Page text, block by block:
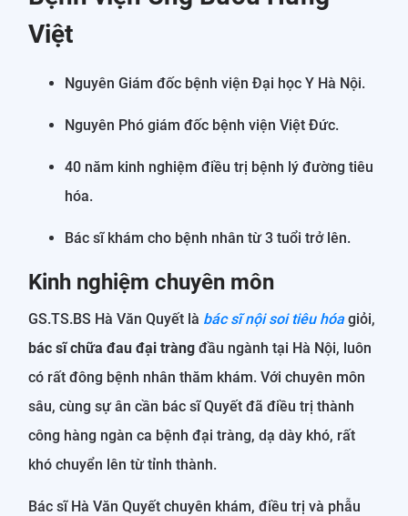
Việt
Nguyên Giám đốc bệnh viện Đại học Y Hà Nội.
Nguyên Phó giám đốc bệnh viện Việt Đức.
40 năm kinh nghiệm điều trị bệnh lý đường tiêu
hóa.
Bác sĩ khám cho bệnh nhân từ 3 tuổi trở lên.
Kinh nghiệm chuyên môn
GS.TS.BS Hà Văn Quyết là bác sĩ nội soi tiêu hóagiỏi,
bác sĩ chữa đau đại tràng đầu ngành tại Hà Nội, luôn
có rất đông bệnh nhân thăm khám. Với chuyên môn
sâu, cùng sự ân cần bác sĩ Quyết đã điều trị thành
công hàng ngàn ca bệnh đại tràng, dạ dày khó, rất
khó chuyển lên từ tỉnh thành.
Bác sĩ Hà Văn Quyết chuyên khám, điều trị và phẫu